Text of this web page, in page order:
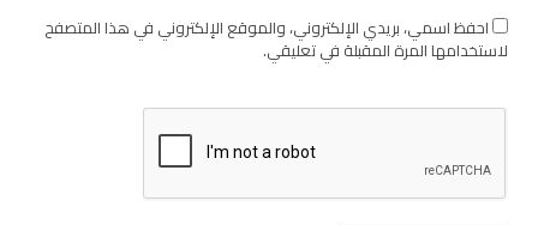
احفظ اسمي، بريدي الإلكتروني، والموقع الإلكتروني في هذا المتصفح
لاستخدامها المرة المقبلة في تعليقي.